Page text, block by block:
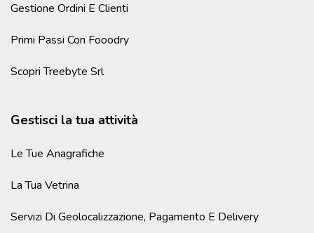
Gestione Ordini E Clienti
Primi Passi Con Fooodry
Scopri Treebyte Srl
Gestisci la tua attività
Le Tue Anagrafiche
La Tua Vetrina
Servizi Di Geolocalizzazione, Pagamento E Delivery